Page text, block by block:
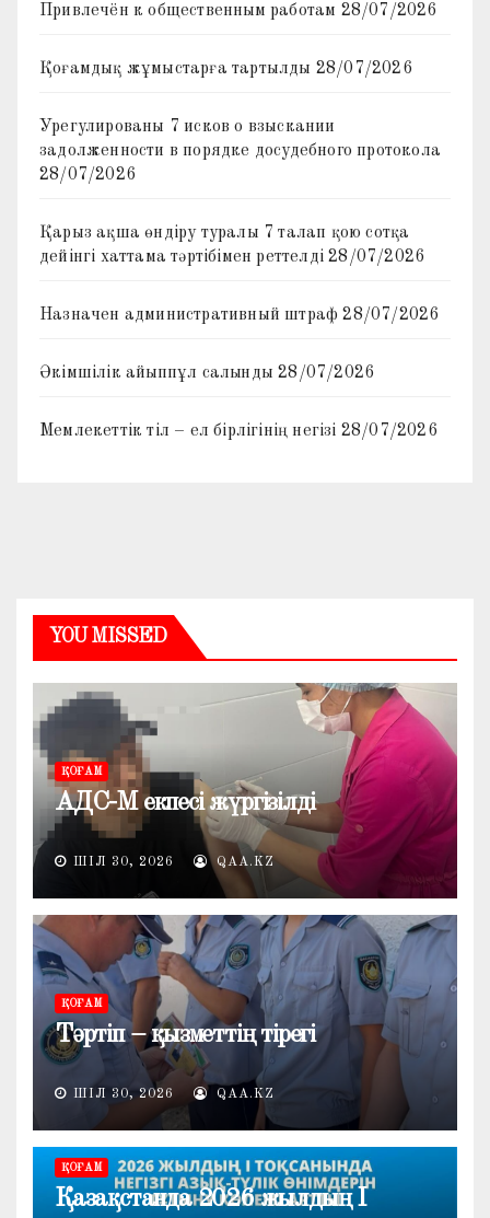
Привлечён к общественным работам 28/07/2026
Қоғамдық жұмыстарға тартылды 28/07/2026
Урегулированы 7 исков о взыскании
задолженности в порядке досудебного протокола
28/07/2026
Қарыз ақша өндіру туралы 7 талап қою сотқа
дейінгі хаттама тәртібімен реттелді 28/07/2026
Назначен административный штраф 28/07/2026
Әкімшілік айыппұл салынды 28/07/2026
Мемлекеттік тіл – ел бірлігінің негізі 28/07/2026
YOU MISSED
ҚОҒАМ
АДС-М екпесі жүргізілді
ШІЛ 30, 2026 QAA.KZ
ҚОҒАМ
Тәртіп – қызметтің тірегі
ШІЛ 30, 2026 QAA.KZ
ҚОҒАМ
Қазақстанда 2026 жылдың I